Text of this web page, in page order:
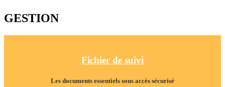
GESTION
Fichier de suivi
Les documents essentiels sous accès sécurisé